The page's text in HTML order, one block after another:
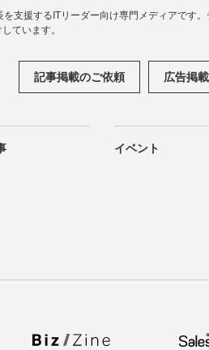
支援するITリーダー向け専門メディアです。
ています。
記事掲載のご依頼 広告掲
イベント